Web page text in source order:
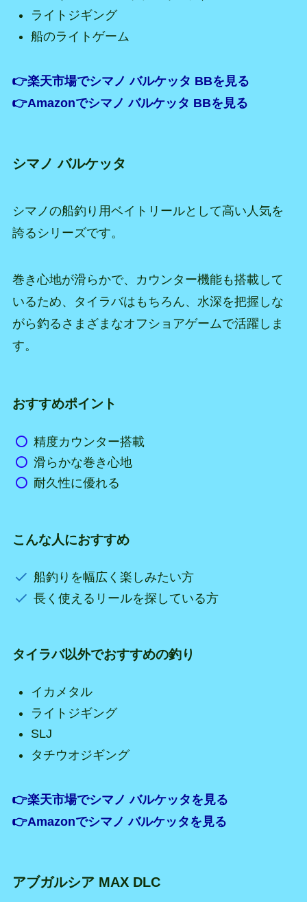
ライトジギング
船のライトゲーム
👉楽天市場でシマノ バルケッタ BBを見る
👉Amazonでシマノ バルケッタ BBを見る
シマノ バルケッタ
シマノの船釣り用ベイトリールとして高い人気を
誇るシリーズです。
巻き心地が滑らかで、カウンター機能も搭載して
いるため、タイラバはもちろん、水深を把握しな
がら釣るさまざまなオフショアゲームで活躍しま
す。
おすすめポイント
精度カウンター搭載
滑らかな巻き心地
耐久性に優れる
こんな人におすすめ
船釣りを幅広く楽しみたい方
長く使えるリールを探している方
タイラバ以外でおすすめの釣り
イカメタル
ライトジギング
SLJ
タチウオジギング
👉楽天市場でシマノ バルケッタを見る
👉Amazonでシマノ バルケッタを見る
アブガルシア MAX DLC